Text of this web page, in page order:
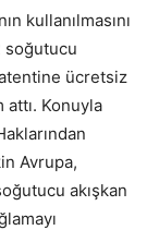
kullanılmasını
soğutucu
ücretsiz
attı. Konuyla
Avrupa,
akışkan